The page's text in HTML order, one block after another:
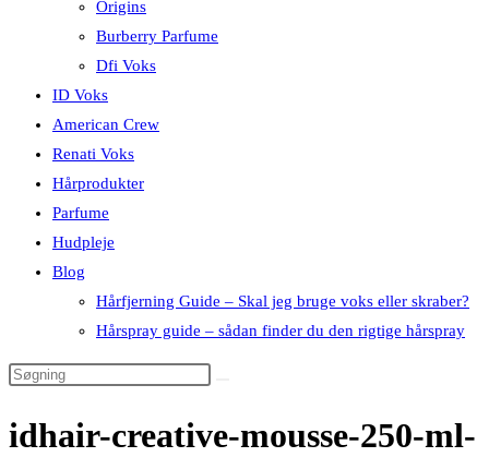
Origins
Burberry Parfume
Dfi Voks
ID Voks
American Crew
Renati Voks
Hårprodukter
Parfume
Hudpleje
Blog
Hårfjerning Guide – Skal jeg bruge voks eller skraber?
Hårspray guide – sådan finder du den rigtige hårspray
idhair-creative-mousse-250-ml-